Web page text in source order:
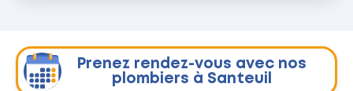
Prenez rendez-vous avec nos
plombiers à Santeuil